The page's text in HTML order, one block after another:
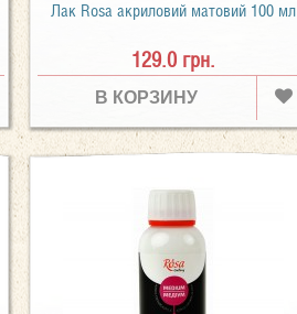
Лак Rosa акриловий матовий 100 мл
129.0 грн.
В КОРЗИНУ